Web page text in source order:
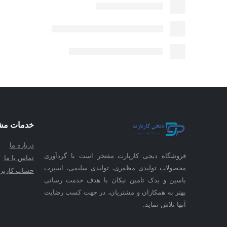
فروشگاه دیجی کارپارت مفتخر است با گردآوری
محصولات تولیدی مظفری، تولیدی سلیمی، اسپرت
یاسین و یدک تامین نیکان با هدف خدمت رسانی
بهتر به همکاران و مشتریان، در جهت کسب رضایت
آنها تلاش نماید.
خدمات
درباره ما
تماس با ما
حساب